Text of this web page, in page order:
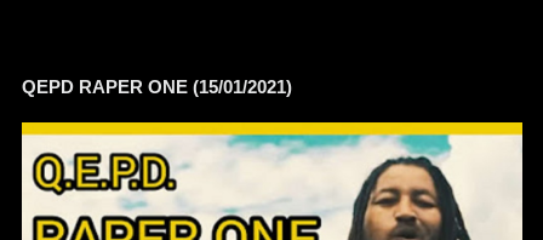
QEPD RAPER ONE (15/01/2021)